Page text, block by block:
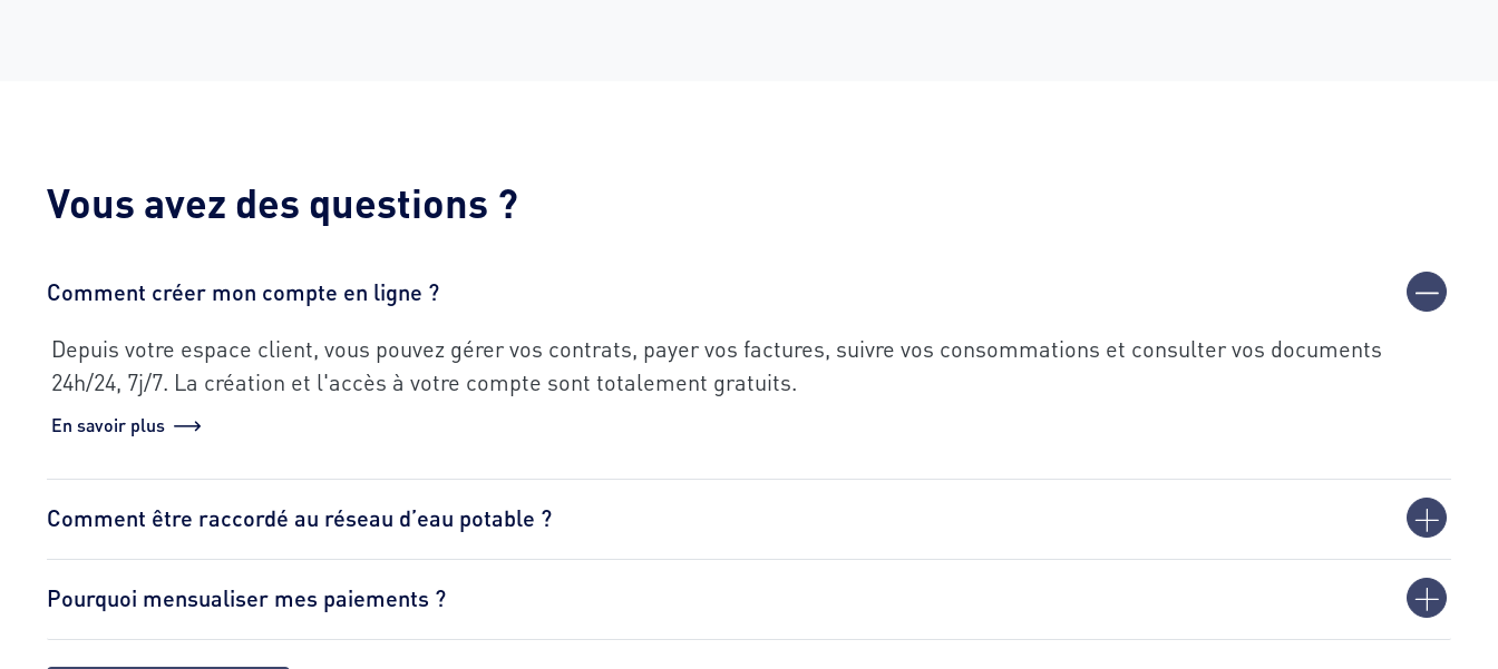
Vous avez des questions ?
Comment créer mon compte en ligne ?
Depuis votre espace client, vous pouvez gérer vos contrats, payer vos factures, suivre vos consommations et consulter vos documents
24h/24, 7j/7. La création et l'accès à votre compte sont totalement gratuits.
En savoir plus
Comment être raccordé au réseau d’eau potable ?
Pourquoi mensualiser mes paiements ?